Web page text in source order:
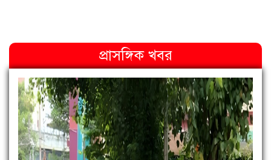
প্রাসঙ্গিক খবর